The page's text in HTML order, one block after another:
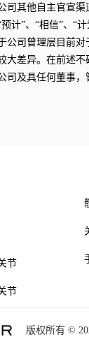
司其他自主官宣
计”、“相信”、“
公司曾理层目前
大差异。在前述
司及具任何董事，
节
节
版权所有 ©